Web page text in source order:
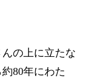
んの上に立たな
80年にわた